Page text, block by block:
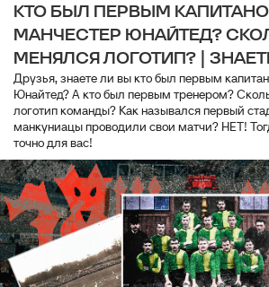
КТО БЫЛ ПЕРВЫМ
МАНЧЕСТЕР ЮНАЙТЕД?
МЕНЯЛСЯ ЛОГОТИП? |
Друзья, знаете ли вы кто был первым
Юнайтед? А кто был первым тренером?
логотип команды? Как назывался первый
манкуниацы проводили свои матчи? НЕТ!
точно для вас!